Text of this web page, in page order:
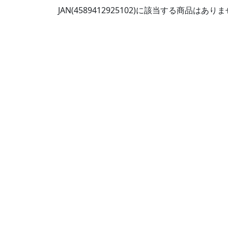
JAN(4589412925102)に該当する商品はありま